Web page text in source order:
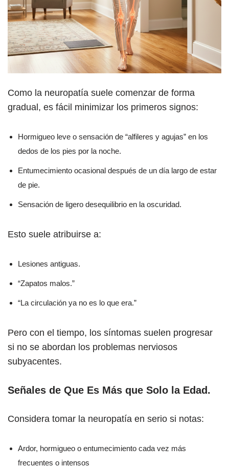
Como la neuropatía suele comenzar de forma
gradual, es fácil minimizar los primeros signos:
Hormigueo leve o sensación de “alfileres y agujas” en los
dedos de los pies por la noche.
Entumecimiento ocasional después de un día largo de estar
de pie.
Sensación de ligero desequilibrio en la oscuridad.
Esto suele atribuirse a:
Lesiones antiguas.
“Zapatos malos.”
“La circulación ya no es lo que era.”
Pero con el tiempo, los síntomas suelen progresar
si no se abordan los problemas nerviosos
subyacentes.
Señales de Que Es Más que Solo la Edad .
Considera tomar la neuropatía en serio si notas:
Ardor, hormigueo o entumecimiento cada vez más
frecuentes o intensos